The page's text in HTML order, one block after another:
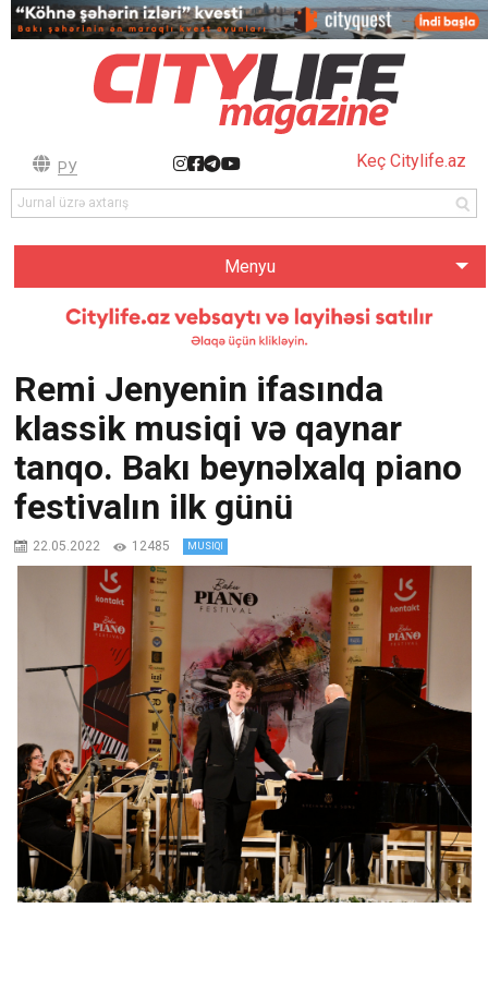
РУ Keç Citylife.az
Menyu
Remi Jenyenin ifasında
klassik musiqi və qaynar
tanqo. Bakı beynəlxalq piano
festivalın ilk günü
22.05.2022 12485 MUSIQI